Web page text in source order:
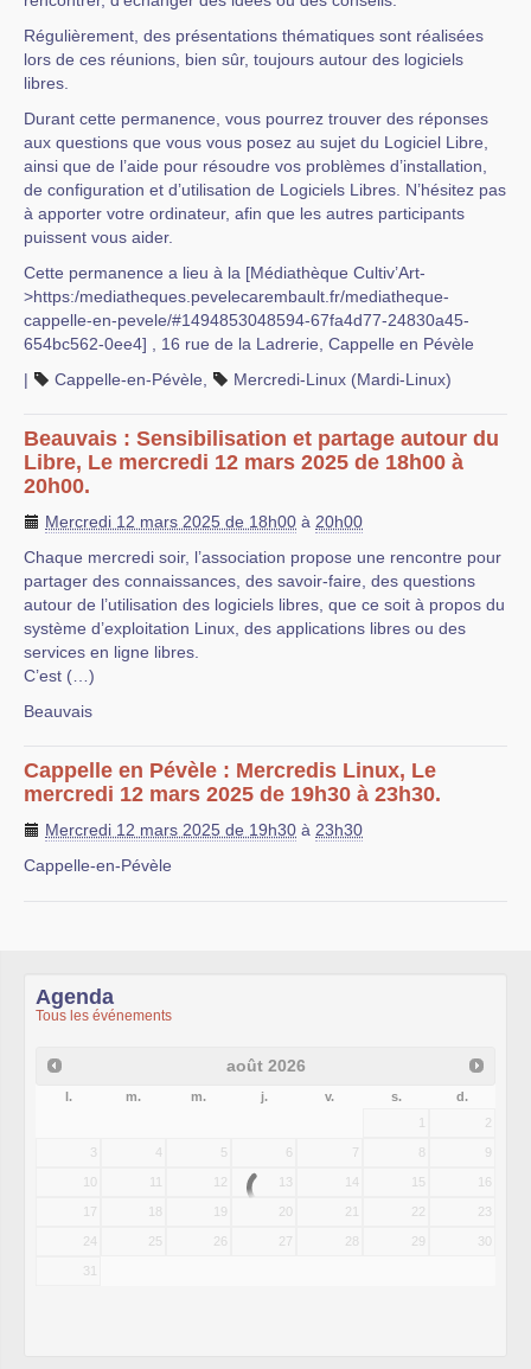
Régulièrement, des présentations thématiques sont réalisées
lors de ces réunions, bien sûr, toujours autour des logiciels
libres.
Durant cette permanence, vous pourrez trouver des réponses
aux questions que vous vous posez au sujet du Logiciel Libre,
ainsi que de l’aide pour résoudre vos problèmes d’installation,
de configuration et d’utilisation de Logiciels Libres. N’hésitez pas
à apporter votre ordinateur, afin que les autres participants
puissent vous aider.
Cette permanence a lieu à la [Médiathèque Cultiv’Art-
>https:/mediatheques.pevelecarembault.fr/mediatheque-
cappelle-en-pevele/#1494853048594-67fa4d77-24830a45-
654bc562-0ee4] , 16 rue de la Ladrerie, Cappelle en Pévèle
|
Cappelle-en-Pévèle Mercredi-Linux (Mardi-Linux)
Beauvais : Sensibilisation et partage autour du
Libre, Le mercredi 12 mars 2025 de 18h00 à
20h00.
Mercredi 12 mars 2025 de 18h00 à 20h00
Chaque mercredi soir, l’association propose une rencontre pour
partager des connaissances, des savoir-faire, des questions
autour de l’utilisation des logiciels libres, que ce soit à propos du
système d’exploitation Linux, des applications libres ou des
services en ligne libres.
C’est (…)
Beauvais
Cappelle en Pévèle : Mercredis Linux, Le
mercredi 12 mars 2025 de 19h30 à 23h30.
Mercredi 12 mars 2025 de 19h30 à 23h30
Cappelle-en-Pévèle
Agenda
Tous les événements
août 2026
l. m. m. j. v. s.
d.
1
2
3 4 5 6 7 8 9
10 11 12 13 14 15 16
17 18 19 20 21 22 23
24 25 26 27 28 29 30
31